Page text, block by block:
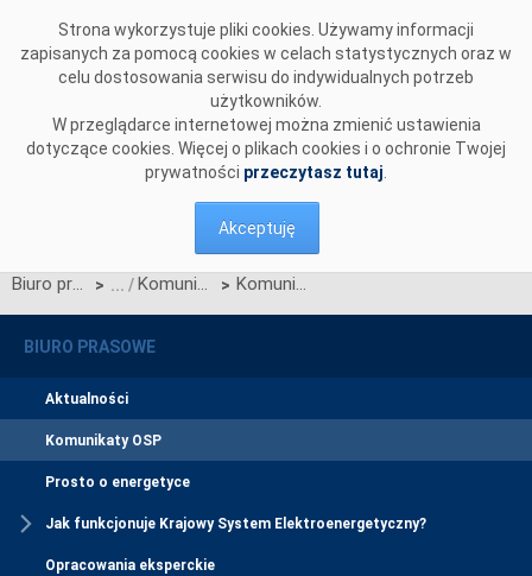
Strona wykorzystuje pliki cookies. Używamy informacji
zapisanych za pomocą cookies w celach statystycznych oraz w
celu dostosowania serwisu do indywidualnych potrzeb
użytkowników.
W przeglądarce internetowej można zmienić ustawienia
dotyczące cookies. Więcej o plikach cookies i o ochronie Twojej
prywatności przeczytasz tutaj
Akceptuję
Biuro prasowe > Komunikaty OSP > Komunikat w sprawie ogłoszenia wyników jednostronnego przetargu miesięcznego na zdolności przesyłowe połączenia PSE S.A. i NEK UKRENERGO na MARZEC 2016 r.
BIURO PRASOWE
Aktualności
Komunikaty OSP
Prosto o energetyce
Jak funkcjonuje Krajowy System Elektroenergetyczny?
Opracowania eksperckie